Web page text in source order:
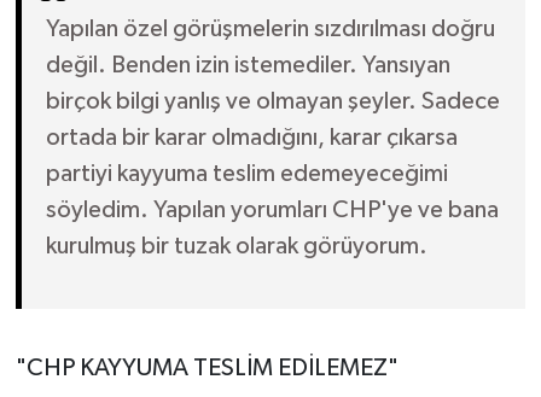
Yapılan özel görüşmelerin sızdırılması doğru
değil. Benden izin istemediler. Yansıyan
birçok bilgi yanlış ve olmayan şeyler. Sadece
ortada bir karar olmadığını, karar çıkarsa
partiyi kayyuma teslim edemeyeceğimi
söyledim. Yapılan yorumları CHP'ye ve bana
kurulmuş bir tuzak olarak görüyorum.
"CHP KAYYUMA TESLİM EDİLEMEZ"